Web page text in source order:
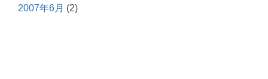
2007年6月 (2)